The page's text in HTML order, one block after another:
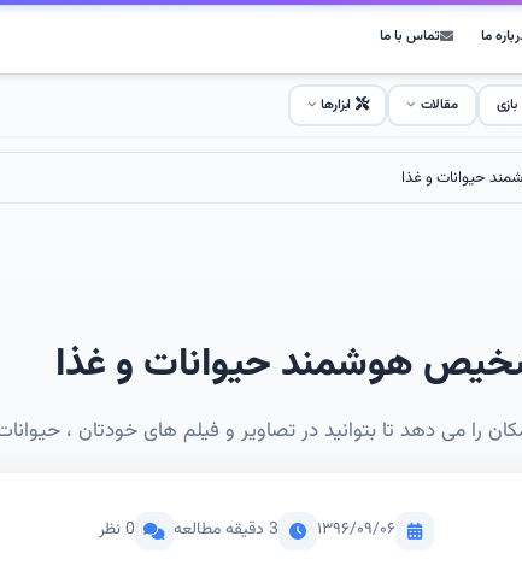
ما تماس با ما
بازی مقالات ابزارها
حیوانات و غذا
هوشمند حیوانات و غذا
می دهد تا بتوانید در تصاویر و فیلم های خودتان ،
۱۳۹۶/۰۹/۰۶ 3 دقیقه مطالعه 0 نظر